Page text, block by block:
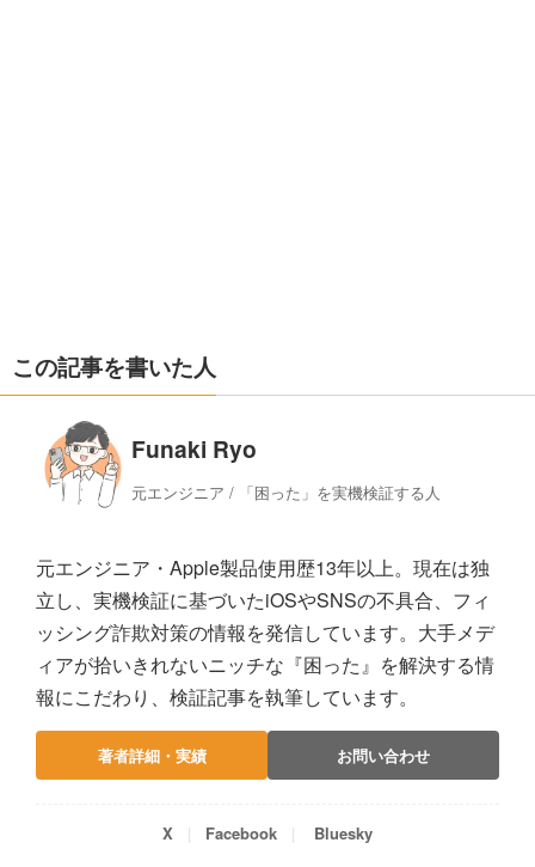
この記事を書いた人
Funaki Ryo
元エンジニア / 「困った」を実機検証する人
元エンジニア・Apple製品使用歴13年以上。現在は独
立し、実機検証に基づいたiOSやSNSの不具合、フィ
ッシング詐欺対策の情報を発信しています。大手メデ
ィアが拾いきれないニッチな『困った』を解決する情
報にこだわり、検証記事を執筆しています。
著者詳細・実績 お問い合わせ
X Facebook Bluesky